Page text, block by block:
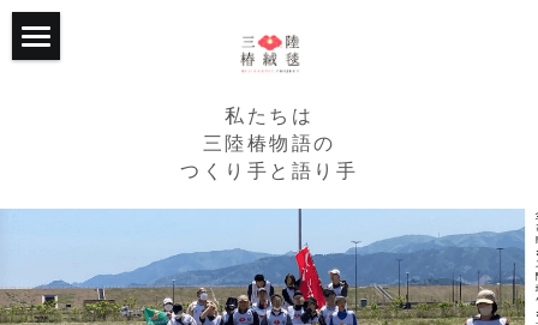
私たちは
三陸椿物語の
つくり手と語り手
プロジェクトについて
2015年からの歩み
2020年からの歩み
RCPの椿畑たち
活動の記録